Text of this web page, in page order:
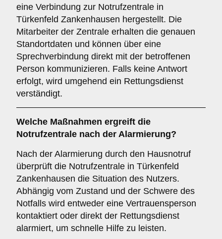
eine Verbindung zur Notrufzentrale in
Türkenfeld Zankenhausen hergestellt. Die
Mitarbeiter der Zentrale erhalten die genauen
Standortdaten und können über eine
Sprechverbindung direkt mit der betroffenen
Person kommunizieren. Falls keine Antwort
erfolgt, wird umgehend ein Rettungsdienst
verständigt.
Welche Maßnahmen ergreift die
Notrufzentrale nach der Alarmierung?
Nach der Alarmierung durch den Hausnotruf
überprüft die Notrufzentrale in Türkenfeld
Zankenhausen die Situation des Nutzers.
Abhängig vom Zustand und der Schwere des
Notfalls wird entweder eine Vertrauensperson
kontaktiert oder direkt der Rettungsdienst
alarmiert, um schnelle Hilfe zu leisten.